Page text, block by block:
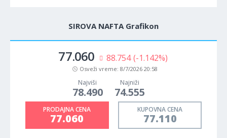
SIROVA NAFTA Grafikon
77.060 88.754 (-1.142%)
Osveži vreme: 8/7/2026 20:58
Najviši
78.490
Najniži
74.555
PRODAJNA CENA
77.060
KUPOVNA CENA
77.110